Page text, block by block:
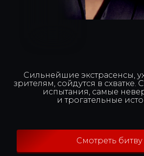
Смотреть битву
Сильнейшие экстрасенсы,
зрителям, сойдутся в
испытания, самые
и трогательные